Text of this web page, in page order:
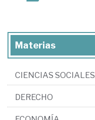
Materias
CIENCIAS SOCIALES
DERECHO